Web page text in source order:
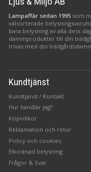
Lampaffär sedan 1995 som
välsorterade
bara belysning av alla dess
dammprodukter till din
trivas med din
Kundtjänst
Kundtjänst / Kontakt
Hur handlar jag?
Köpvillkor
Reklamation och retur
Policy och cookies
Elkostnad belysning
Frågor & Svar